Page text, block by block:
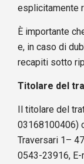
esplicitamente
È importante
e, in caso di
recapiti sotto
Titolare del
Il titolare del
03168100406)
Traversari 1–
0543-23916,